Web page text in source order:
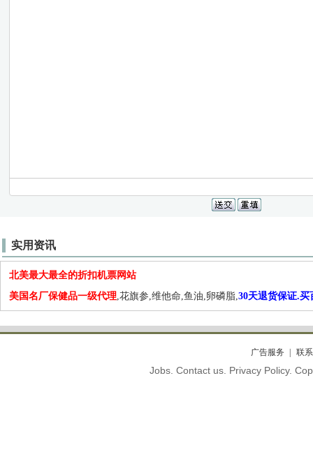
实用资讯
北美最大最全的折扣机票网站
美国名厂保健品一级代理,花旗参,维他命,鱼油,卵磷脂,30天退货保证.买
广告服务 联
Jobs. Contact us. Privacy Policy.